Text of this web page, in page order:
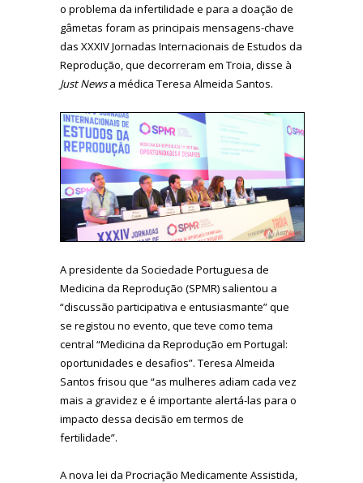
o problema da infertilidade e para a doação de
gâmetas foram as principais mensagens-chave
das XXXIV Jornadas Internacionais de Estudos da
Reprodução, que decorreram em Troia, disse à
Just Newsa médica Teresa Almeida Santos.
A presidente da Sociedade Portuguesa de
Medicina da Reprodução (SPMR) salientou a
“discussão participativa e entusiasmante” que
se registou no evento, que teve como tema
central “Medicina da Reprodução em Portugal:
oportunidades e desafios”. Teresa Almeida
Santos frisou que “as mulheres adiam cada vez
mais a gravidez e é importante alertá-las para o
impacto dessa decisão em termos de
fertilidade”.
A nova lei da Procriação Medicamente Assistida,